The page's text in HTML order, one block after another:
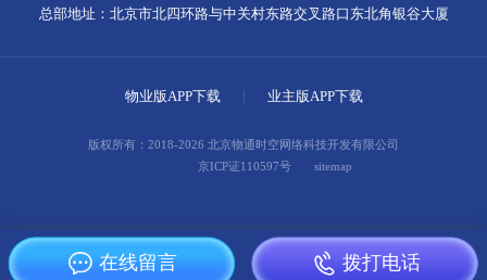
总部地址：北京市北四环路与中关村东路交叉路口东北角银谷大厦
物业版APP下载 业主版APP下载
版权所有：2018-2026 北京物通时空网络科技开发有限公司
京ICP证110597号 sitemap
在线留言 拨打电话